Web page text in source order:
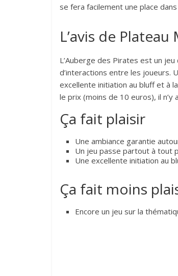
se fera facilement une place
L’avis de
L’Auberge des Pirates est un
d’interactions entre les joueurs.
excellente initiation au bluff et à
le prix (moins de 10 euros), il n’y
Ça fait plaisir
Une ambiance garantie
Un jeu passe partout à tout
Une excellente initiation au
Ça fait moins
Encore un jeu sur la